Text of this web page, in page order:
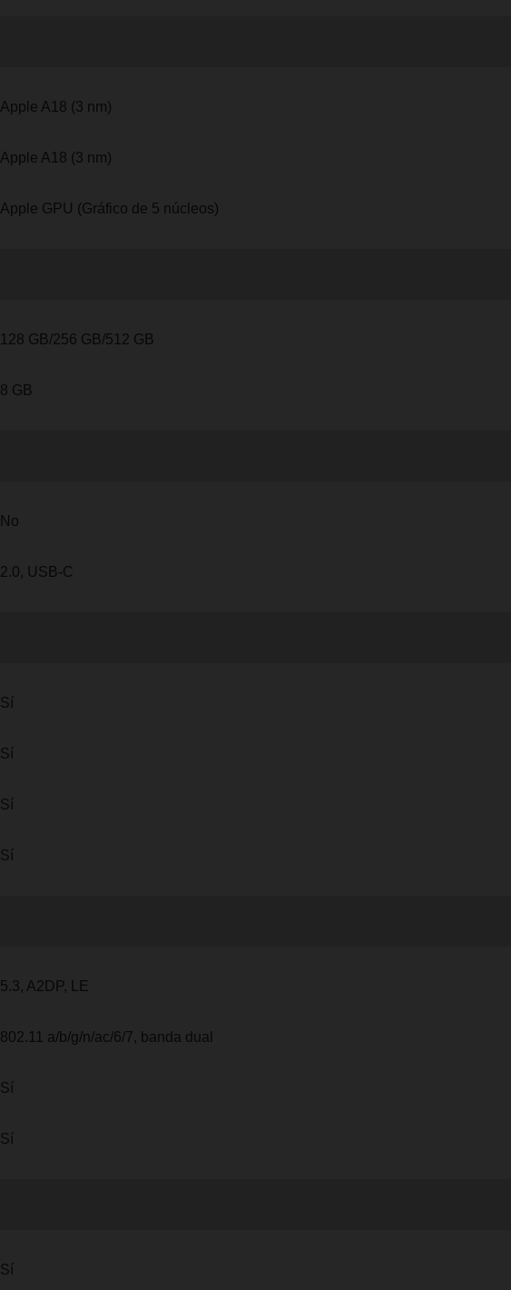
Apple A18 (3 nm)
Apple A18 (3 nm)
Apple GPU (Gráfico de 5 núcleos)
128 GB/256 GB/512 GB
8 GB
No
2.0, USB-C
Sí
Sí
Sí
Sí
5.3, A2DP, LE
802.11 a/b/g/n/ac/6/7, banda dual
Sí
Sí
Sí